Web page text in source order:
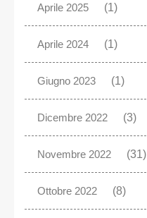
Aprile 2025 (1)
Aprile 2024 (1)
Giugno 2023 (1)
Dicembre 2022 (3)
Novembre 2022 (31)
Ottobre 2022 (8)